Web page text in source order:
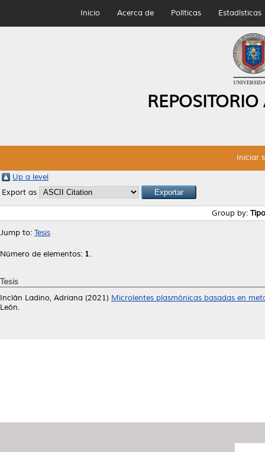
Inicio Acerca de Políticas Estadísticas
Iniciar
Up a level
Export as
Group by:
Jump to: Tesis
Número de elementos: 1.
Tesis
Inclán Ladino, Adriana (2021) Microlentes plasmónicas basadas en
León.